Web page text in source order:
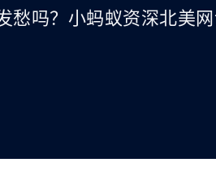
愁吗？小蚂蚁资深北美